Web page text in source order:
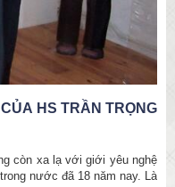
HS TRẦN TRỌNG
còn xa lạ với giới yêu nghệ
nước đã 18 năm nay. Là